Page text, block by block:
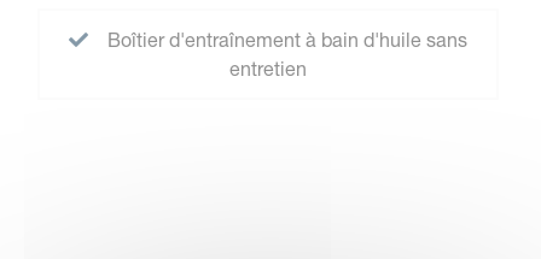
Boîtier d'entraînement à bain d'huile sans
entretien